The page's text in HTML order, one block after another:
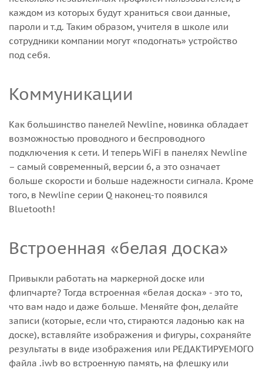
каждом из которых будут храниться свои данные,
пароли и т.д. Таким образом, учителя в школе или
сотрудники компании могут «подогнать» устройство
под себя.
Коммуникации
Как большинство панелей Newline, новинка обладает
возможностью проводного и беспроводного
подключения к сети. И теперь WiFi в панелях Newline
– самый современный, версии 6, а это означает
больше скорости и больше надежности сигнала. Кроме
того, в Newline серии Q наконец-то появился
Bluetooth!
Встроенная «белая доска»
Привыкли работать на маркерной доске или
флипчарте? Тогда встроенная «белая доска» - это то,
что вам надо и даже больше. Меняйте фон, делайте
записи (которые, если что, стираются ладонью как на
доске), вставляйте изображения и фигуры, сохраняйте
результаты в виде изображения или РЕДАКТИРУЕМОГО
файла .iwb во встроенную память, на флешку или